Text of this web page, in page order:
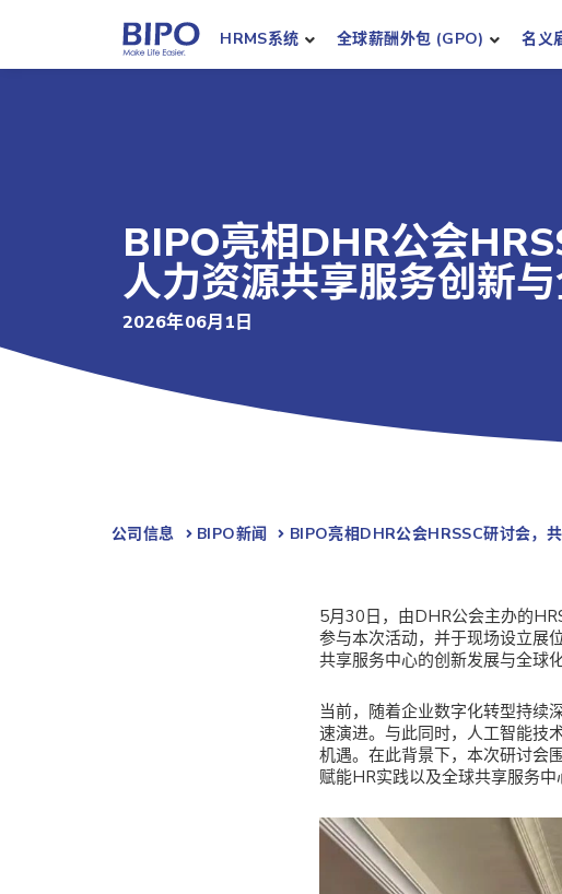
HRMS系统 全球薪酬外包 (GPO) 名义
BIPO亮相DHR公会
人力资源共享服务创新
2026年06月1日
公司信息 BIPO新闻​ BIPO亮相DHR公会HRSSC研讨会，
5月30日，由DHR公会主办的
参与本次活动，并于现场设立展
共享服务中心的创新发展与全球
当前，随着企业数字化转型持续
速演进。与此同时，人工智能技
机遇。在此背景下，本次研讨会
赋能HR实践以及全球共享服务中